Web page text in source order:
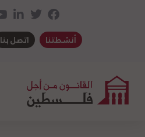
أنشطتنا اتصل بنا